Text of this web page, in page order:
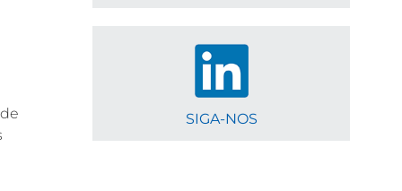
SIGA-NOS